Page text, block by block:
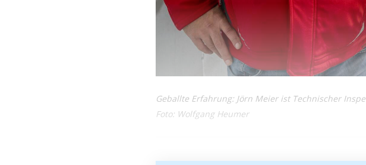
Geballte Erfahrung: Jörn Meier ist Technischer
Foto: Wolfgang Heumer